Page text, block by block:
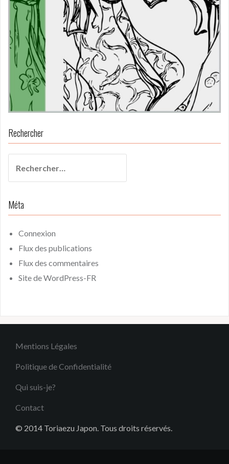
Rechercher
Méta
Connexion
Flux des publications
Flux des commentaires
Site de WordPress-FR
Mentions Légales
Politique de Confidentialité
Qui suis-je?
Contact
© 2014 Toriaezu Japon. Tous droits réservés.